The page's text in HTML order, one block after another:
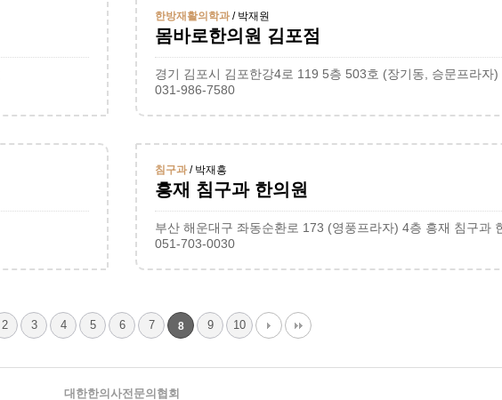
한방재활의학과/ 박재원
몸바로한의원 김포점
경기 김포시 김포한강4로 119 5층 503호 (장기동, 승문프라자)
031-986-7580
침구과/ 박재흥
흥재 침구과 한의원
부산 해운대구 좌동순환로 173 (영풍프라자) 4층 흥재 침구과
051-703-0030
2 3 4 5 6 7 8 9 10
대한한의사전문의협회